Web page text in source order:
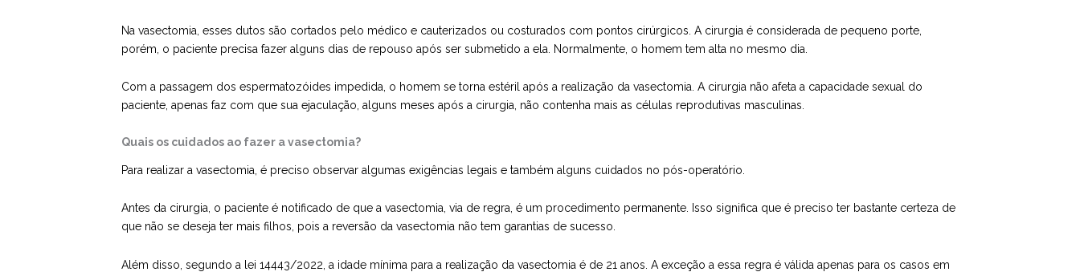
Na vasectomia, esses dutos são cortados pelo médico e cauterizados ou costurados com pontos cirúrgicos. A cirurgia é considerada de pequeno porte,
porém, o paciente precisa fazer alguns dias de repouso após ser submetido a ela. Normalmente, o homem tem alta no mesmo dia.
Com a passagem dos espermatozóides impedida, o homem se torna estéril após a realização da vasectomia. A cirurgia não afeta a capacidade sexual do
paciente, apenas faz com que sua ejaculação, alguns meses após a cirurgia, não contenha mais as células reprodutivas masculinas.
Quais os cuidados ao fazer a vasectomia?
Para realizar a vasectomia, é preciso observar algumas exigências legais e também alguns cuidados no pós-operatório.
Antes da cirurgia, o paciente é notificado de que a vasectomia, via de regra, é um procedimento permanente. Isso significa que é preciso ter bastante certeza de
que não se deseja ter mais filhos, pois a reversão da vasectomia não tem garantias de sucesso.
Além disso, segundo a lei 14443/2022, a idade mínima para a realização da vasectomia é de 21 anos. A exceção a essa regra é válida apenas para os casos em